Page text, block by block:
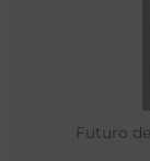
Futuro